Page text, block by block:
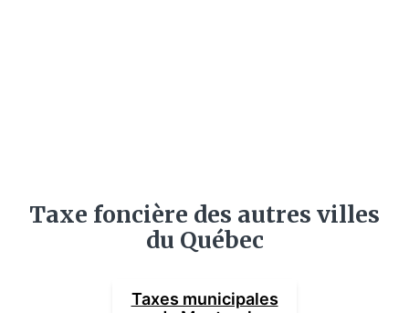
Taxe foncière des autres villes
du Québec
Taxes municipales